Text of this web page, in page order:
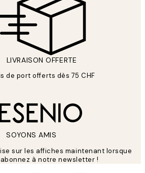
LIVRAISON OFFERTE
de port offerts dès 75 CHF
SOYONS AMIS
sur les affiches maintenant lorsque
à notre newsletter !